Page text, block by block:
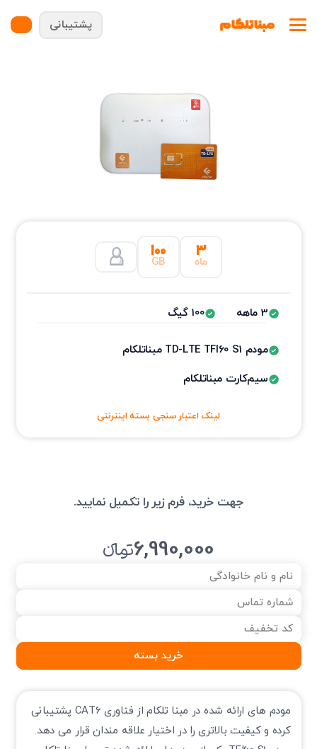
پشتیبانی
۳
ماه ۱۰۰
GB
3 ماهه 100 گیگ
مودم TD-LTE TFI60 S1 مبناتلکام
سیم‌کارت مبناتلکام
لینک اعتبار سنجی بسته اینترنتی
جهت خرید، فرم زیر را تکمیل نمایید.
6,990,000تومانءء
خرید بسته
مودم های ارائه شده در مبنا تلکام از فناوری CAT6 پشتیبانی
کرده و کیفیت بالاتری را در اختیار علاقه مندان قرار می دهد.